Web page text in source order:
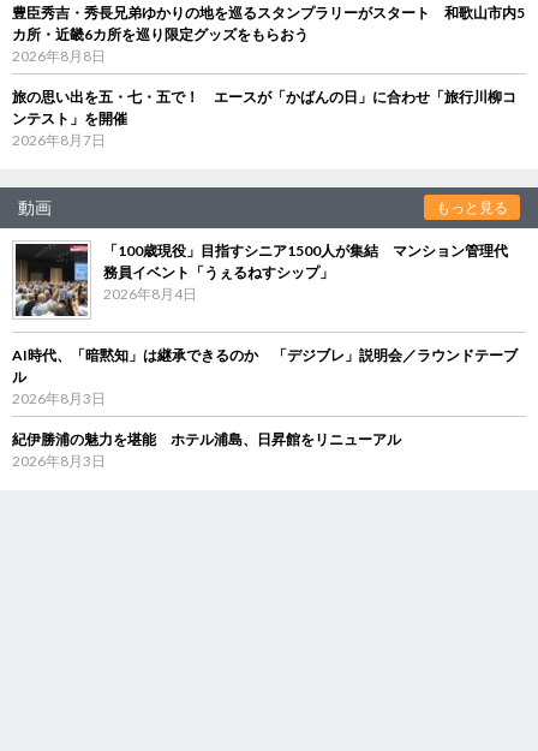
豊臣秀吉・秀長兄弟ゆかりの地を巡るスタンプラリーがスタート 和歌山市内5
カ所・近畿6カ所を巡り限定グッズをもらおう
2026年8月8日
旅の思い出を五・七・五で！ エースが「かばんの日」に合わせ「旅行川柳コ
ンテスト」を開催
2026年8月7日
動画 もっと見る
「100歳現役」目指すシニア1500人が集結 マンション管理代
務員イベント「うぇるねすシップ」
2026年8月4日
AI時代、「暗黙知」は継承できるのか 「デジブレ」説明会／ラウンドテーブ
ル
2026年8月3日
紀伊勝浦の魅力を堪能 ホテル浦島、日昇館をリニューアル
2026年8月3日